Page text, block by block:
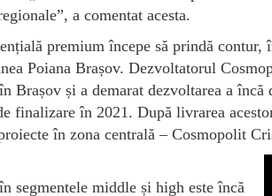
a comentat acesta.
premium începe să prindă contur,
Poiana Brașov. Dezvoltatorul
Brașov și a demarat dezvoltarea a încă
finalizare în 2021. După livrarea
în zona centrală – Cosmopolit
segmentele middle și high este încă